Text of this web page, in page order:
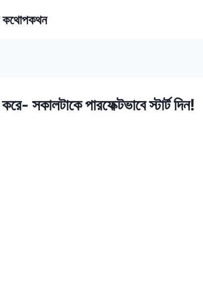
সকালটাকে পারফেক্টভাবে স্টার্ট দিন!